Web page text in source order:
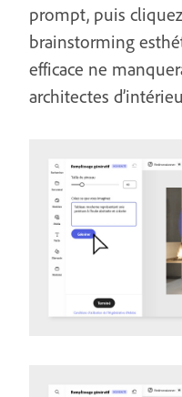
prompt, puis
brainstorming
efficace ne
architectes